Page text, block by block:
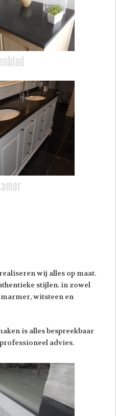
wij alles op maat.
stijlen. in zowel
witsteen en
is alles bespreekbaar
advies.